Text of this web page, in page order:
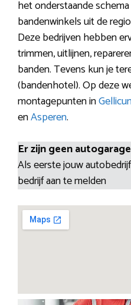
het onderstaande
bandenwinkels uit de
Deze bedrijven hebben
trimmen, uitlijnen,
banden. Tevens kun je
(bandenhotel). Op deze
montagepunten in
enAsperen.
Er zijn geen
Als eerste jouw
bedrijf aan te melden